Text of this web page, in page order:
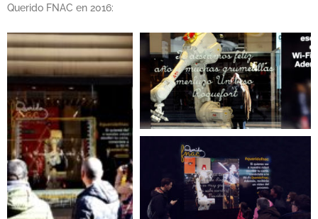
Querido FNAC en 2016: